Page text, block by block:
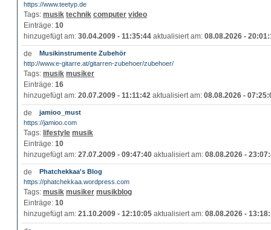
https://www.teetyp.de
Tags: musik technik computer video
Einträge: 10
hinzugefügt am: 30.04.2009 - 11:35:44 aktualisiert am: 08.08.2026 -
Musikinstrumente Zubehör
http://www.e-gitarre.at/gitarren-zubehoer/zubehoer/
Tags: musik musiker
Einträge: 16
hinzugefügt am: 20.07.2009 - 11:11:42 aktualisiert am: 08.08.2026 -
jamioo_must
https://jamioo.com
Tags: lifestyle musik
Einträge: 10
hinzugefügt am: 27.07.2009 - 09:47:40 aktualisiert am: 08.08.2026 -
Phatchekkaa's Blog
https://phatchekkaa.wordpress.com
Tags: musik musiker musikblog
Einträge: 10
hinzugefügt am: 21.10.2009 - 12:10:05 aktualisiert am: 08.08.2026 -